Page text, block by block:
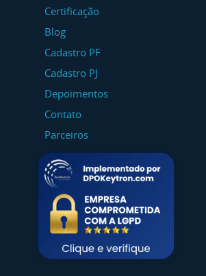
Certificação
Blog
Cadastro PF
Cadastro PJ
Depoimentos
Contato
Parceiros